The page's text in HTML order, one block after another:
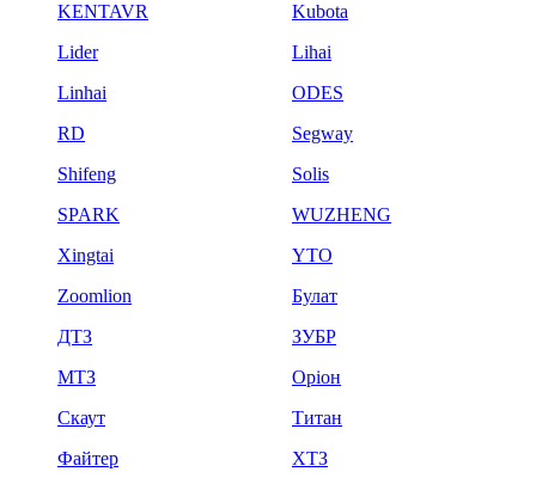
KENTAVR
Kubota
Lider
Lihai
Linhai
ODES
RD
Segway
Shifeng
Solis
SPARK
WUZHENG
Xingtai
YTO
Zoomlion
Булат
ДТЗ
ЗУБР
МТЗ
Оріон
Скаут
Титан
Файтер
ХТЗ